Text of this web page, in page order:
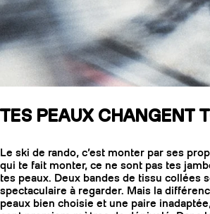
TES PEAUX CHANGENT
Le ski de rando, c’est monter par ses
qui te fait monter, ce ne sont pas tes
tes peaux. Deux bandes de tissu collées
spectaculaire à regarder. Mais la
peaux bien choisie et une paire